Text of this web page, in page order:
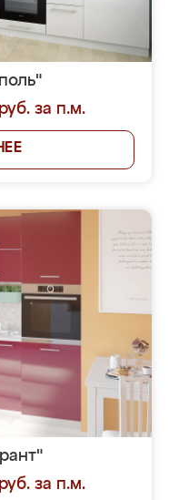
за п.м.
за п.м.